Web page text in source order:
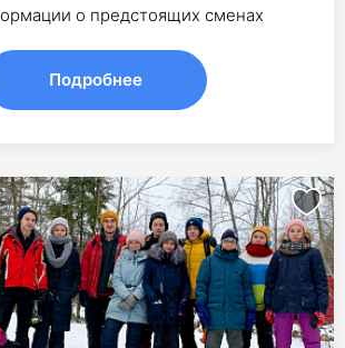
о предстоящих сменах
Подробнее